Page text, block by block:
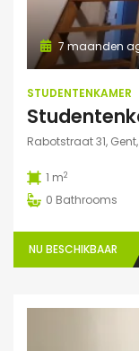
7 maanden
STUDENTENKAMER
Rabotstraat 31,
1 m2
0 Bathrooms
NU BESCHIKBAAR